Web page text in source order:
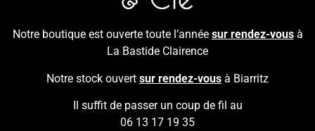
Notre boutique est ouverte toute l’année sur rendez-vousà
La Bastide Clairence
Notre stock ouvert sur rendez-vous à Biarritz
Il suffit de passer un coup de fil au
06 13 17 19 35